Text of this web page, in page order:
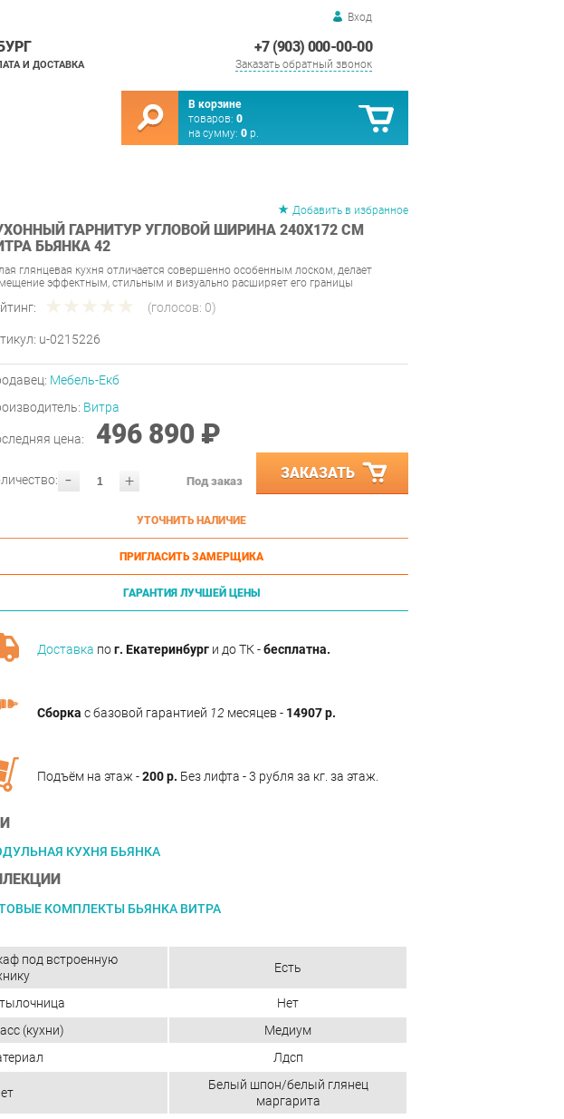
Вход
+7 (903) 000-00-00
Заказать обратный звонок
И ДОСТАВКА
В корзине
товаров: 0
на сумму: 0 р.
Добавить в избранное
ГАРНИТУР УГЛОВОЙ ШИРИНА 240Х172 СМ
БЬЯНКА 42
глянцевая кухня отличается совершенно особенным лоском, делает
эффектным, стильным и визуально расширяет его границы
(голосов: 0)
u-0215226
Мебель-Екб
Витра
цена: 496 890 ₽
- + Под заказ ЗАКАЗАТЬ
УТОЧНИТЬ НАЛИЧИЕ
ПРИГЛАСИТЬ ЗАМЕРЩИКА
ГАРАНТИЯ ЛУЧШЕЙ ЦЕНЫ
Доставка пог. Екатеринбург и до ТК -бесплатна.
Сборка с базовой гарантией 12 месяцев - 14907 р.
Подъём на этаж -200 р. Без лифта - 3 рубля за кг. за этаж.
КУХНЯ БЬЯНКА
КОМПЛЕКТЫ БЬЯНКА ВИТРА
под встроенную
Есть
Нет
(кухни)
Медиум
Лдсп
Белый шпон/белый глянец
маргарита